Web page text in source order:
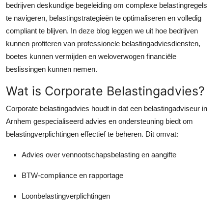
General
Top 10
How To
bedrijven deskundige begeleiding om complexe belastingregels
te navigeren, belastingstrategieën te optimaliseren en volledig
compliant te blijven. In deze blog leggen we uit hoe bedrijven
kunnen profiteren van professionele belastingadviesdiensten,
boetes kunnen vermijden en weloverwogen financiële
beslissingen kunnen nemen.
Wat is Corporate Belastingadvies?
Corporate belastingadvies houdt in dat een belastingadviseur in
Arnhem gespecialiseerd advies en ondersteuning biedt om
belastingverplichtingen effectief te beheren. Dit omvat:
Advies over vennootschapsbelasting en aangifte
BTW-compliance en rapportage
Loonbelastingverplichtingen